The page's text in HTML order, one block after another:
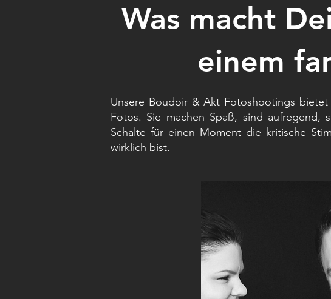
Was macht
einem
Unsere Boudoir & Akt Fotoshootings
Fotos. Sie machen Spaß, sind aufregend,
Schalte für einen Moment die kritische
wirklich bist.